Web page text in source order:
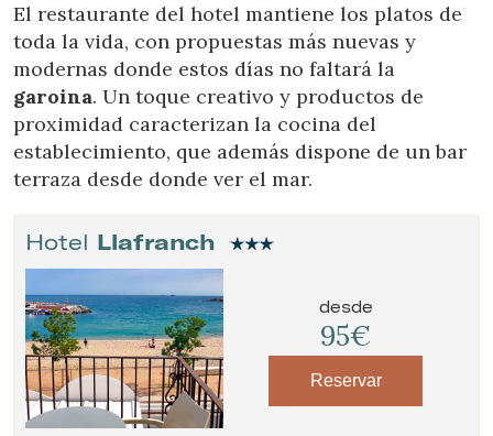
El restaurante del hotel mantiene los platos de
toda la vida, con propuestas más nuevas y
modernas donde estos días no faltará la
garoina. Un toque creativo y productos de
proximidad caracterizan la cocina del
establecimiento, que además dispone de un bar
terraza desde donde ver el mar.
Hotel Llafranch
desde
95€
Reservar